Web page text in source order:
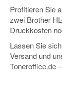
Profitieren Sie
zwei Brother
Druckkosten
Lassen Sie
Versand und
Toneroffice.de